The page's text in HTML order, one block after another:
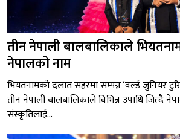
तीन नेपाली बालबालिकाले
नेपालको नाम
भियतनामको दलात सहरमा सम्पन्न ‘वर्ल्ड जुनियर
तीन नेपाली बालबालिकाले विभिन्न उपाधि जित्दै
संस्कृतिलाई...